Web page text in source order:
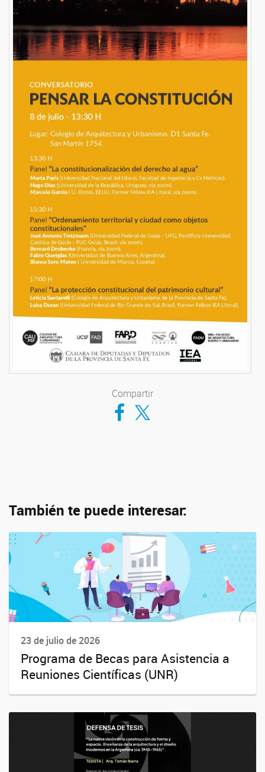
Compartir
Compartir en Facebook
Compartir en Twitter
También te puede interesar:
23 de julio de 2026
Programa de Becas para Asistencia a
Reuniones Científicas (UNR)